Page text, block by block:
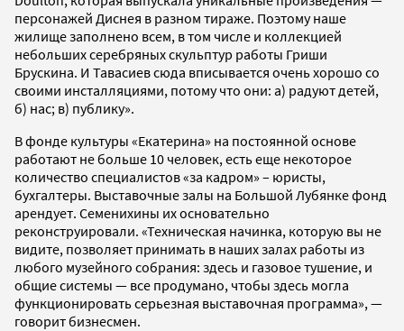
персонажей Диснея в разном тираже. Поэтому наше
жилище заполнено всем, в том числе и коллекцией
небольших серебряных скульптур работы Гриши
Брускина. И Тавасиев сюда вписывается очень хорошо со
своими инсталляциями, потому что они: а) радуют детей,
б) нас; в) публику».
В фонде культуры «Екатерина» на постоянной основе
работают не больше 10 человек, есть еще некоторое
количество специалистов «за кадром» – юристы,
бухгалтеры. Выставочные залы на Большой Лубянке фонд
арендует. Семенихины их основательно
реконструировали. «Техническая начинка, которую вы не
видите, позволяет принимать в наших залах работы из
любого музейного собрания: здесь и газовое тушение, и
общие системы — все продумано, чтобы здесь могла
функционировать серьезная выставочная программа», —
говорит бизнесмен.